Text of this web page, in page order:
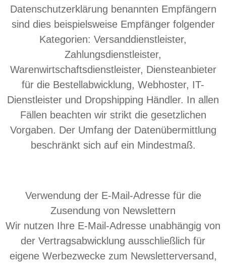
Datenschutzerklärung benannten Empfängern
sind dies beispielsweise Empfänger folgender
Kategorien: Versanddienstleister,
Zahlungsdienstleister,
Warenwirtschaftsdienstleister, Diensteanbieter
für die Bestellabwicklung, Webhoster, IT-
Dienstleister und Dropshipping Händler. In allen
Fällen beachten wir strikt die gesetzlichen
Vorgaben. Der Umfang der Datenübermittlung
beschränkt sich auf ein Mindestmaß.
Verwendung der E-Mail-Adresse für die
Zusendung von Newslettern
Wir nutzen Ihre E-Mail-Adresse unabhängig von
der Vertragsabwicklung ausschließlich für
eigene Werbezwecke zum Newsletterversand,